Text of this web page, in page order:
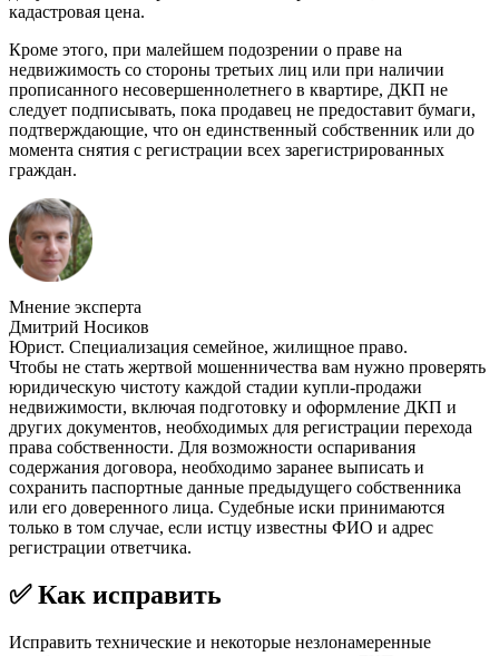
кадастровая цена.
Кроме этого, при малейшем подозрении о праве на
недвижимость со стороны третьих лиц или при наличии
прописанного несовершеннолетнего в квартире, ДКП не
следует подписывать, пока продавец не предоставит бумаги,
подтверждающие, что он единственный собственник или до
момента снятия с регистрации всех зарегистрированных
граждан.
Мнение эксперта
Дмитрий Носиков
Юрист. Специализация семейное, жилищное право.
Чтобы не стать жертвой мошенничества вам нужно проверять
юридическую чистоту каждой стадии купли-продажи
недвижимости, включая подготовку и оформление ДКП и
других документов, необходимых для регистрации перехода
права собственности. Для возможности оспаривания
содержания договора, необходимо заранее выписать и
сохранить паспортные данные предыдущего собственника
или его доверенного лица. Судебные иски принимаются
только в том случае, если истцу известны ФИО и адрес
регистрации ответчика.
✅ Как исправить
Исправить технические и некоторые незлонамеренные